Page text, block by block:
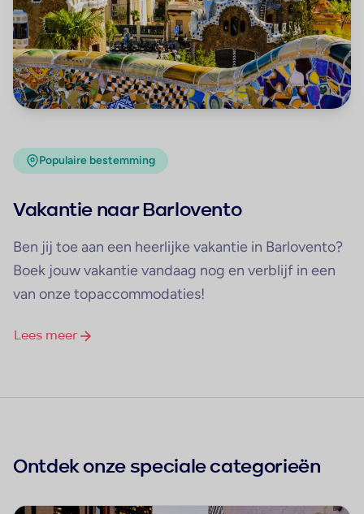
Populaire bestemming
Vakantie naar Barlovento
Ben jij toe aan een heerlijke vakantie in Barlovento?
Boek jouw vakantie vandaag nog en verblijf in een
van onze topaccommodaties!
Lees meer
Ontdek onze speciale categorieën